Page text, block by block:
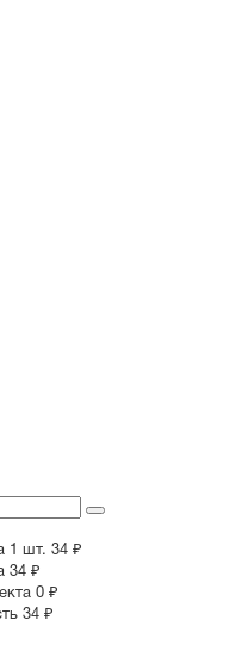
1 шт. 34 ₽
34 ₽
0 ₽
34 ₽